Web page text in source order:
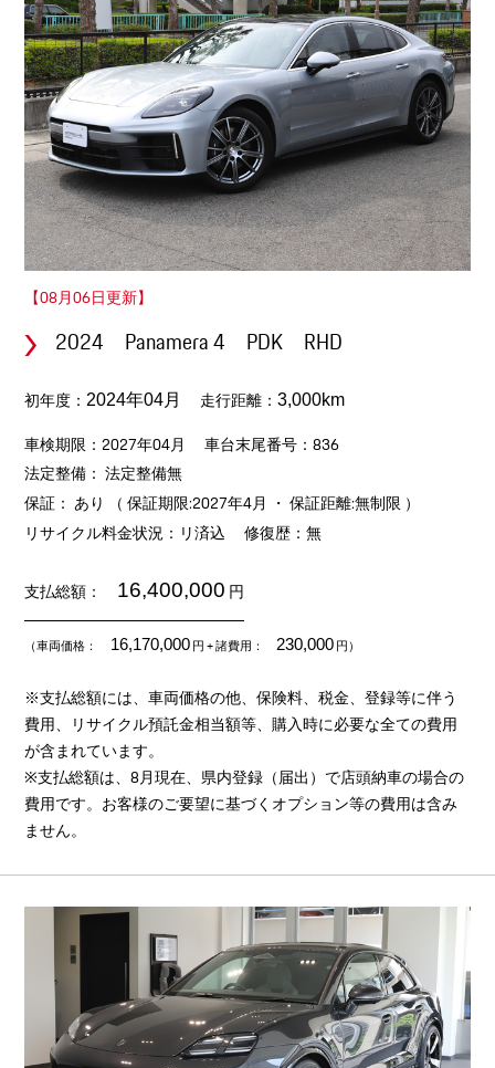
【08月06日更新】
2024 Panamera 4 PDK RHD
初年度：2024年04月 走行距離：3,000km
車検期限：2027年04月
車台末尾番号：836
法定整備： 法定整備無
保証： あり （ 保証期限:2027年4月 ・ 保証距離:無制限 ）
リサイクル料金状況：リ済込
修復歴：無
支払総額： 16,400,000 円
（車両価格： 16,170,000円+ 諸費用： 230,000円）
※支払総額には、車両価格の他、保険料、税金、登録等に伴う
費用、リサイクル預託金相当額等、購入時に必要な全ての費用
が含まれています。
※支払総額は、8月現在、県内登録（届出）で店頭納車の場合の
費用です。お客様のご要望に基づくオプション等の費用は含み
ません。